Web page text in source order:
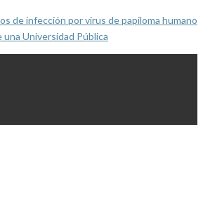
de infección por virus de papiloma humano
Universidad Pública